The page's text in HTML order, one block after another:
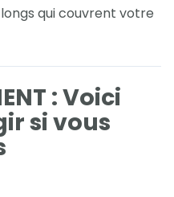
qui couvrent votre
: Voici
si vous